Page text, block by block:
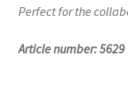
Perfect for the
Article number: 5629